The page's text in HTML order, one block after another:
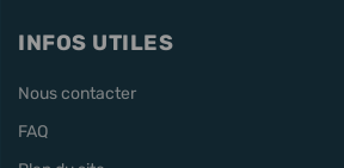
INFOS UTILES
Nous contacter
FAQ